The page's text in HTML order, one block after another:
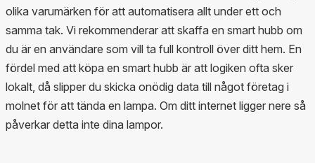
olika varumärken för att automatisera allt under ett och
samma tak. Vi rekommenderar att skaffa en smart hubb om
du är en användare som vill ta full kontroll över ditt hem. En
fördel med att köpa en smart hubb är att logiken ofta sker
lokalt, då slipper du skicka onödig data till något företag i
molnet för att tända en lampa. Om ditt internet ligger nere så
påverkar detta inte dina lampor.